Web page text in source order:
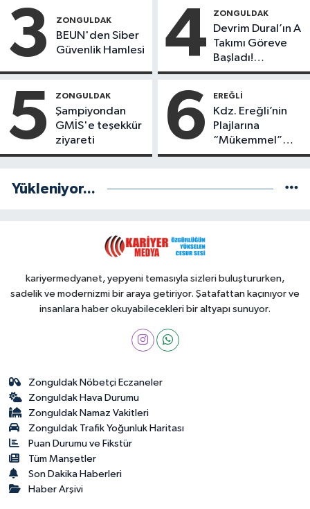
Başladı
3 ZONGULDAK
BEUN'den Siber
Güvenlik Hamlesi
4 ZONGULDAK
Devrim Dural’ın A
Takımı Göreve
Başladı!
Yönetimde
5 ZONGULDAK
Şampiyondan
GMİS'e teşekkür
ziyareti
6 EREĞLI
Kdz. Ereğli’nin
Plajlarına
“Mükemmel”
Notu!
Yükleniyor...
kariyermedyanet, yepyeni temasıyla sizleri buluştururken,
sadelik ve modernizmi bir araya getiriyor. Şatafattan kaçınıyor ve
insanlara haber okuyabilecekleri bir altyapı sunuyor.
Zonguldak Nöbetçi Eczaneler
Zonguldak Hava Durumu
Zonguldak Namaz Vakitleri
Zonguldak Trafik Yoğunluk Haritası
Puan Durumu ve Fikstür
Tüm Manşetler
Son Dakika Haberleri
Haber Arşivi